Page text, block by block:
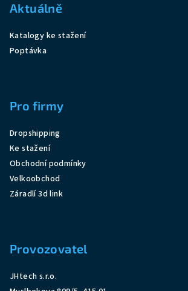
Aktuálně
Katalogy ke stažení
Poptávka
Pro firmy
Dropshipping
Ke stažení
Obchodní podmínky
Velkoobchod
Záradlí 3d link
Provozovatel
JHtech s.r.o.